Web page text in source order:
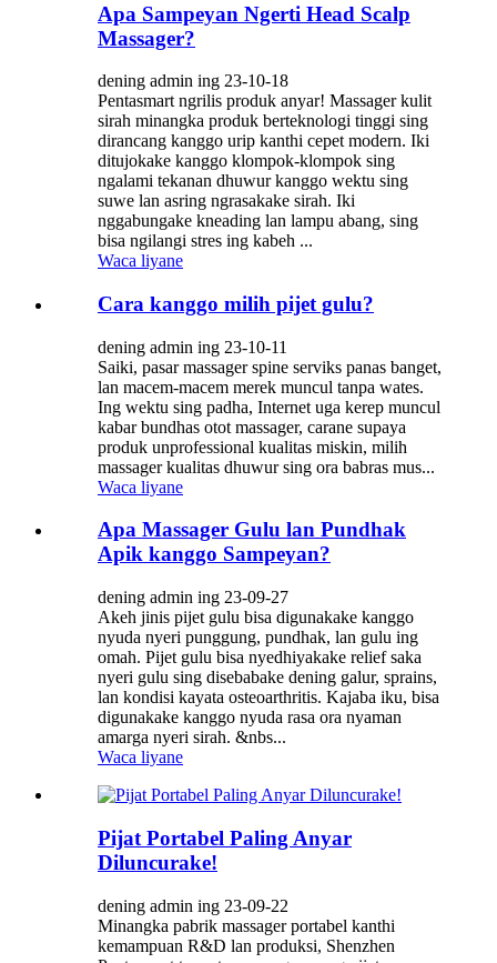
Apa Sampeyan Ngerti Head Scalp
Massager?
dening admin ing 23-10-18
Pentasmart ngrilis produk anyar! Massager kulit
sirah minangka produk berteknologi tinggi sing
dirancang kanggo urip kanthi cepet modern. Iki
ditujokake kanggo klompok-klompok sing
ngalami tekanan dhuwur kanggo wektu sing
suwe lan asring ngrasakake sirah. Iki
nggabungake kneading lan lampu abang, sing
bisa ngilangi stres ing kabeh ...
Waca liyane
Cara kanggo milih pijet gulu?
dening admin ing 23-10-11
Saiki, pasar massager spine serviks panas banget,
lan macem-macem merek muncul tanpa wates.
Ing wektu sing padha, Internet uga kerep muncul
kabar bundhas otot massager, carane supaya
produk unprofessional kualitas miskin, milih
massager kualitas dhuwur sing ora babras mus...
Waca liyane
Apa Massager Gulu lan Pundhak
Apik kanggo Sampeyan?
dening admin ing 23-09-27
Akeh jinis pijet gulu bisa digunakake kanggo
nyuda nyeri punggung, pundhak, lan gulu ing
omah. Pijet gulu bisa nyedhiyakake relief saka
nyeri gulu sing disebabake dening galur, sprains,
lan kondisi kayata osteoarthritis. Kajaba iku, bisa
digunakake kanggo nyuda rasa ora nyaman
amarga nyeri sirah. &nbs...
Waca liyane
Pijat Portabel Paling Anyar
Diluncurake!
dening admin ing 23-09-22
Minangka pabrik massager portabel kanthi
kemampuan R&D lan produksi, Shenzhen